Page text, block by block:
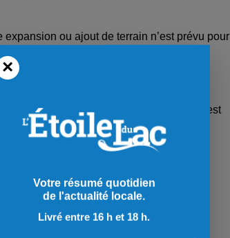
ou ajout de terrain n’est prévu pour
comme arbitre ou comme marqueur.
de nous créer un beau bassin. C’est
est content de voir ça. Et on s’organise
année. »
Prime.
le haut du Lac.
×
Votre résumé quotidien
de l'actualité locale.
Livré entre 16 h et 18 h.